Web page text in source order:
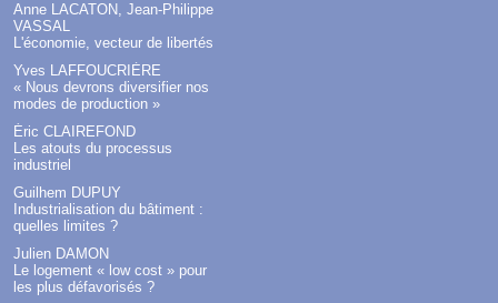
Anne LACATON, Jean-Philippe
VASSAL
L'économie, vecteur de libertés
Yves LAFFOUCRIÈRE
« Nous devrons diversifier nos
modes de production »
Éric CLAIREFOND
Les atouts du processus
industriel
Guilhem DUPUY
Industrialisation du bâtiment :
quelles limites ?
Julien DAMON
Le logement « low cost » pour
les plus défavorisés ?